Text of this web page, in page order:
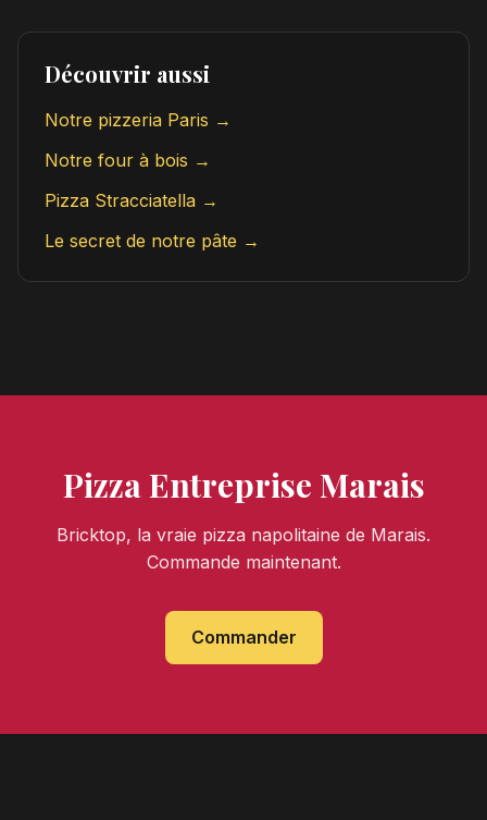
Découvrir aussi
Notre pizzeria Paris →
Notre four à bois →
Pizza Stracciatella →
Le secret de notre pâte →
Pizza Entreprise Marais
Bricktop, la vraie pizza napolitaine de Marais.
Commande maintenant.
Commander